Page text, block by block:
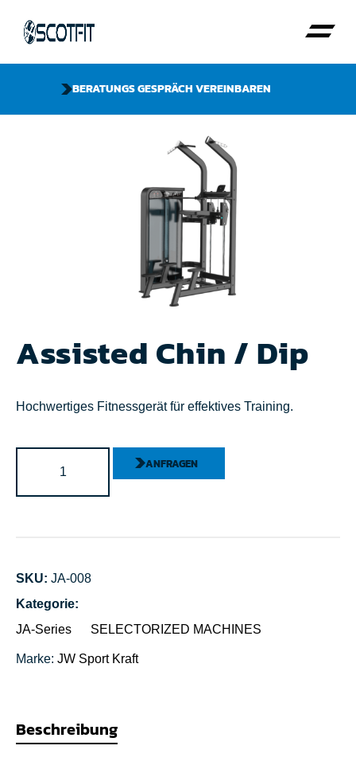
BERATUNGS GESPRÄCH VEREINBAREN
Assisted Chin / Dip
Hochwertiges Fitnessgerät für effektives Training.
ANFRAGEN
SKU: JA-008
Kategorie:
JA-Series
SELECTORIZED MACHINES
Marke: JW Sport Kraft
Beschreibung